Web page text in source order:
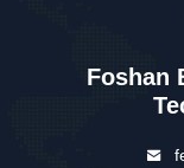
Foshan